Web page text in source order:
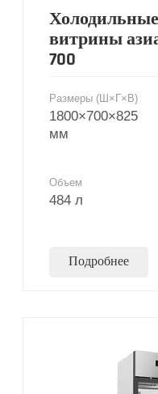
витрины
700
Размеры (Ш×Г×В)
1800×700×825
мм
Объем
484 л
Подробнее